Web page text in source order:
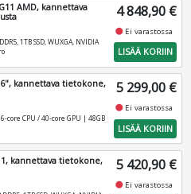
AMD, kannettava
1TB SSD, WUXGA, NVIDIA
4 848,90 €
fiber_manual_record Ei varastossa
LISÄÄ KORIIN
kannettava tietokone,
CPU / 40-core GPU | 48GB
5 299,00 €
fiber_manual_record Ei varastossa
LISÄÄ KORIIN
kannettava tietokone,
5 420,90 €
fiber_manual_record Ei varastossa